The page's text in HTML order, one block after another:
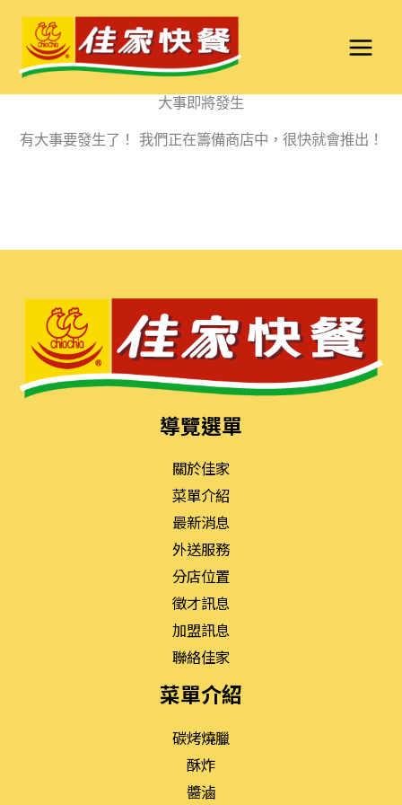
要
大事即將發生
有大事要發生了！ 我們正在籌備商店中，很快就會推出！
導覽選單
關於佳家
菜單介紹
最新消息
外送服務
分店位置
徵才訊息
加盟訊息
聯絡佳家
菜單介紹
碳烤燒臘
酥炸
醬滷